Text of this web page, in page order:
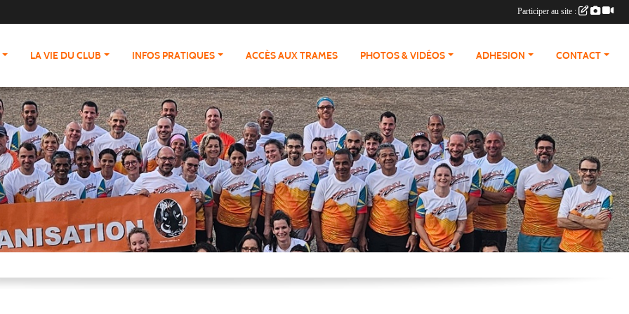
LA VIE DU CLUB INFOS PRATIQUES ACCÈS AUX TRAMES PHOTOS & VIDÉOS ADHESION CONTACT
Participer au site :